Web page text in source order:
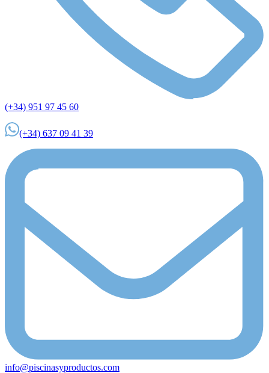
(+34) 951 97 45 60
(+34) 637 09 41 39
info@piscinasyproductos.com